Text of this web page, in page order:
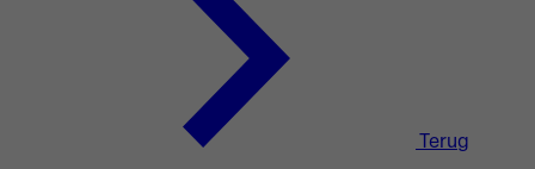
Terug